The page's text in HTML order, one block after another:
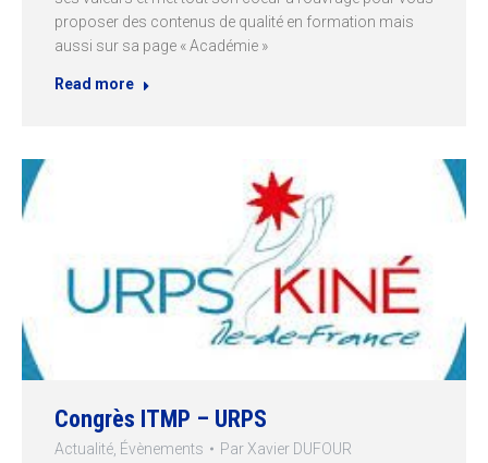
proposer des contenus de qualité en formation mais
aussi sur sa page « Académie »
Read more
Congrès ITMP – URPS
Actualité Évènements Par Xavier DUFOUR